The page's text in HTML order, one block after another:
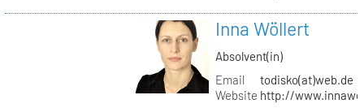
Inna Wöllert
Absolvent(in)
Email
todisko(at)web.de
Website http://